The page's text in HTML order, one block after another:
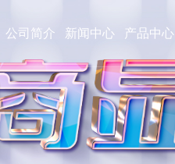
公司简介 新闻中心 产品中心